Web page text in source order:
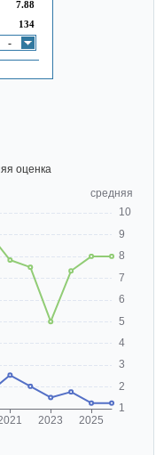
7.88
134
-